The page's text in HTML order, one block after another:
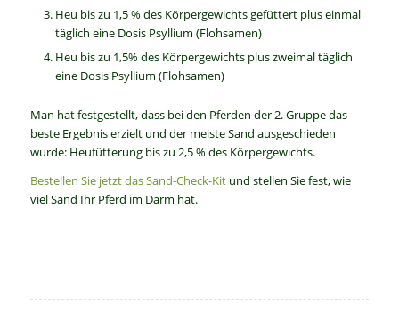
Heu bis zu 1,5 % des Körpergewichts gefüttert plus einmal
täglich eine Dosis Psyllium (Flohsamen)
Heu bis zu 1,5% des Körpergewichts plus zweimal täglich
eine Dosis Psyllium (Flohsamen)
Man hat festgestellt, dass bei den Pferden der 2. Gruppe das
beste Ergebnis erzielt und der meiste Sand ausgeschieden
wurde: Heufütterung bis zu 2,5 % des Körpergewichts.
Bestellen Sie jetzt das Sand-Check-Kitund stellen Sie fest, wie
viel Sand Ihr Pferd im Darm hat.